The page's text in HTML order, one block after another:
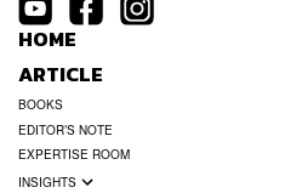
HOME
ARTICLE
BOOKS
EDITOR’S NOTE
EXPERTISE ROOM
INSIGHTS